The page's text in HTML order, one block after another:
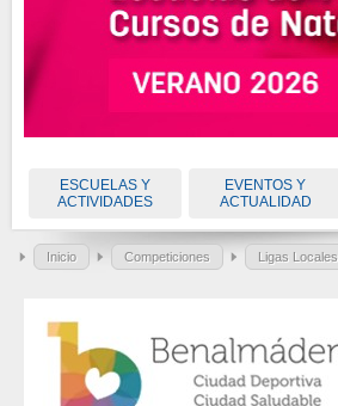
ESCUELAS Y
ACTIVIDADES
EVENTOS Y
ACTUALIDAD
Inicio Competiciones Ligas Locales